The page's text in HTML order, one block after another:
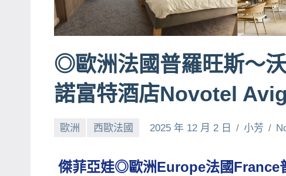
賓、
News
探
號
節
班
外
◎歐洲法國普羅旺斯～
諾富特酒店Novotel
歐洲 西歐法國 2025 年 12 月 2 日 小芳
傑菲亞娃◎歐洲Europe法國France